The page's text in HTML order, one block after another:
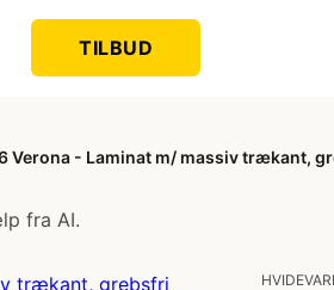
TILBUD
Verona - Laminat m/ massiv trækant,
fra AI.